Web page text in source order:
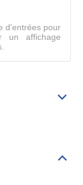
d'entrées pour
un affichage